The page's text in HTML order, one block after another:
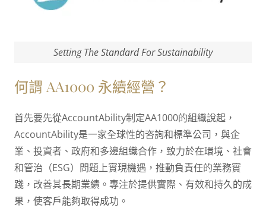
何謂 AA1000 永續經營？
首先要先從AccountAbility制定AA1000的組織說起，
AccountAbility是一家全球性的咨詢和標準公司，與企
業、投資者、政府和多邊組織合作，致力於在環境、社會
和管治（ESG）問題上實現機遇，推動負責任的業務實
踐，改善其長期業績。專注於提供實際、有效和持久的成
果，使客戶能夠取得成功。
Setting The Standard For Sustainability